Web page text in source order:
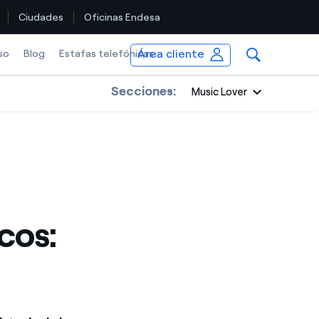
Ciudades Oficinas Endesa
Blog Estafas telefónicasÁrea cliente
Secciones: Music Lover